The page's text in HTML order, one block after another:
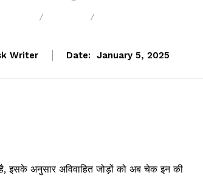
Writer Date: January 5, 2025
इसके अनुसार अविवाहित जोड़ों को अब चेक इन की